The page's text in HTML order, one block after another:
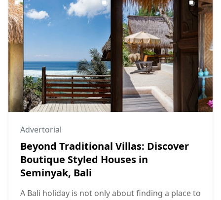
Advertorial
Beyond Traditional Villas: Discover
Boutique Styled Houses in
Seminyak, Bali
A Bali holiday is not only about finding a place to